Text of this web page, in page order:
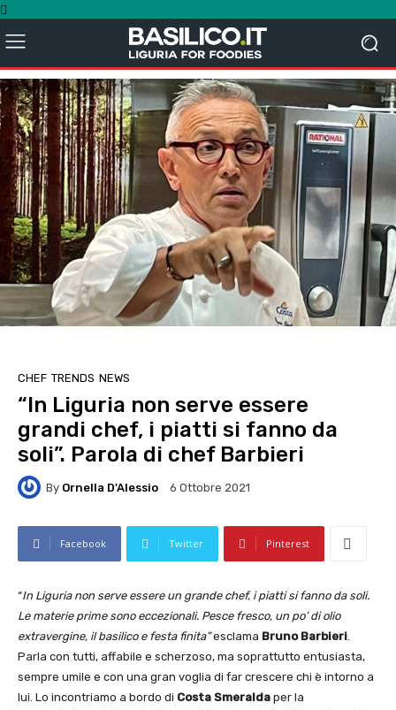
CHEF TRENDS NEWS
“In Liguria non serve essere
grandi chef, i piatti si fanno da
soli”. Parola di chef Barbieri
By Ornella D'Alessio 6 Ottobre 2021
Facebook Twitter Pinterest
“In Liguria non serve essere un grande chef, i piatti si fanno da soli.
Le materie prime sono eccezionali. Pesce fresco, un po’ di olio
extravergine, il basilico e festa finita”esclama Bruno Barbieri.
Parla con tutti, affabile e scherzoso, ma soprattutto entusiasta,
sempre umile e con una gran voglia di far crescere chi è intorno a
lui. Lo incontriamo a bordo di Costa Smeralda per la